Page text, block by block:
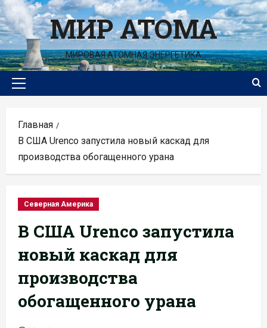
Перейти
к
содержимомуМИР АТОМА
МИРОВАЯ АТОМНАЯ ЭНЕРГЕТИКА
Основное
Главная
В США Urenco запустила новый каскад для
производства обогащенного урана
Северная Америка
В США Urenco запустила
новый каскад для
производства
обогащенного урана